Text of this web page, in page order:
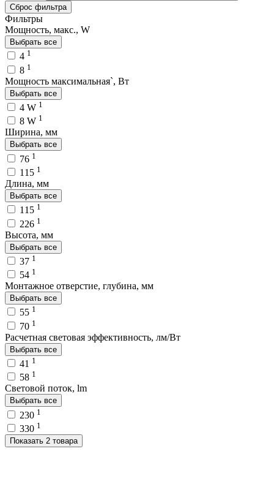
Сброс фильтра
Фильтры
Мощность, макс., W
Выбрать все
4 1
8 1
Мощность максимальная`, Вт
Выбрать все
4 W 1
8 W 1
Ширина, мм
Выбрать все
76 1
115 1
Длина, мм
Выбрать все
115 1
226 1
Высота, мм
Выбрать все
37 1
54 1
Монтажное отверстие, глубина, мм
Выбрать все
55 1
70 1
Расчетная световая эффективность, лм/Вт
Выбрать все
41 1
58 1
Световой поток, lm
Выбрать все
230 1
330 1
Показать 2 товара